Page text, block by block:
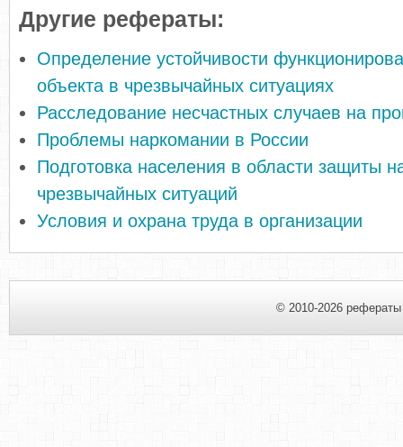
Другие рефераты:
Определение устойчивости
объекта в чрезвычайных ситуациях
Расследование несчастных случаев на
Проблемы наркомании в России
Подготовка населения в области защиты
чрезвычайных ситуаций
Условия и охрана труда в организации
© 2010-2026 рефераты